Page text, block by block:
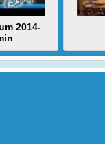
2014-